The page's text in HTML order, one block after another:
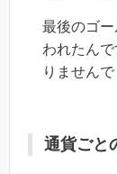
最後のゴ
われたん
りません
通貨ごと